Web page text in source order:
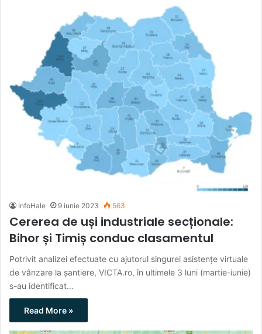
InfoHale 9 iunie 2023 563
Cererea de uși industriale secționale:
Bihor și Timiș conduc clasamentul
Potrivit analizei efectuate cu ajutorul singurei asistențe virtuale
de vânzare la șantiere, VICTA.ro, în ultimele 3 luni (martie-iunie)
s-au identificat…
Read More »